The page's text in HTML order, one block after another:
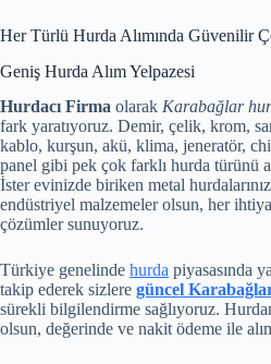
Her Türlü Hurda Alımında Güvenilir
Geniş Hurda Alım Yelpazesi
Hurdacı Firma olarak Karabağlar
fark yaratıyoruz. Demir, çelik, krom,
kablo, kurşun, akü, klima, jeneratör,
panel gibi pek çok farklı hurda türünü
İster evinizde biriken metal
endüstriyel malzemeler olsun, her
çözümler sunuyoruz.
Türkiye genelinde hurda piyasasında
takip ederek sizlere güncel
sürekli bilgilendirme sağlıyoruz.
olsun, değerinde ve nakit ödeme ile